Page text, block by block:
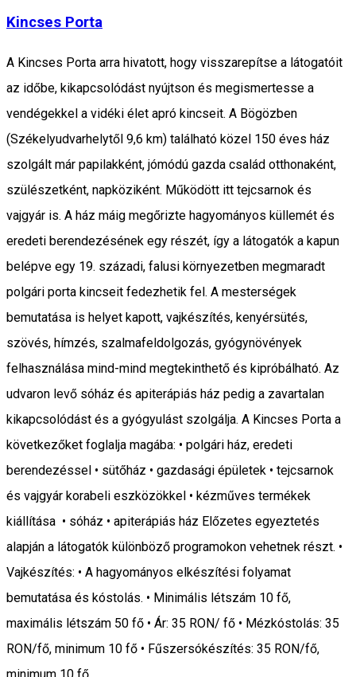
Kincses Porta
A Kincses Porta arra hivatott, hogy visszarepítse a látogatóit
az időbe, kikapcsolódást nyújtson és megismertesse a
vendégekkel a vidéki élet apró kincseit. A Bögözben
(Székelyudvarhelytől 9,6 km) található közel 150 éves ház
szolgált már papilakként, jómódú gazda család otthonaként,
szülészetként, napköziként. Működött itt tejcsarnok és
vajgyár is. A ház máig megőrizte hagyományos küllemét és
eredeti berendezésének egy részét, így a látogatók a kapun
belépve egy 19. századi, falusi környezetben megmaradt
polgári porta kincseit fedezhetik fel. A mesterségek
bemutatása is helyet kapott, vajkészítés, kenyérsütés,
szövés, hímzés, szalmafeldolgozás, gyógynövények
felhasználása mind-mind megtekinthető és kipróbálható. Az
udvaron levő sóház és apiterápiás ház pedig a zavartalan
kikapcsolódást és a gyógyulást szolgálja. A Kincses Porta a
következőket foglalja magába: • polgári ház, eredeti
berendezéssel • sütőház • gazdasági épületek • tejcsarnok
és vajgyár korabeli eszközökkel • kézműves termékek
kiállítása • sóház • apiterápiás ház Előzetes egyeztetés
alapján a látogatók különböző programokon vehetnek részt. •
Vajkészítés: • A hagyományos elkészítési folyamat
bemutatása és kóstolás. • Minimális létszám 10 fő,
maximális létszám 50 fő • Ár: 35 RON/ fő • Mézkóstolás: 35
RON/fő, minimum 10 fő • Fűszersókészítés: 35 RON/fő,